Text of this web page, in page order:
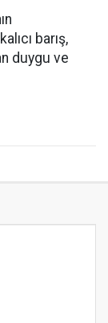
barış,
duygu ve